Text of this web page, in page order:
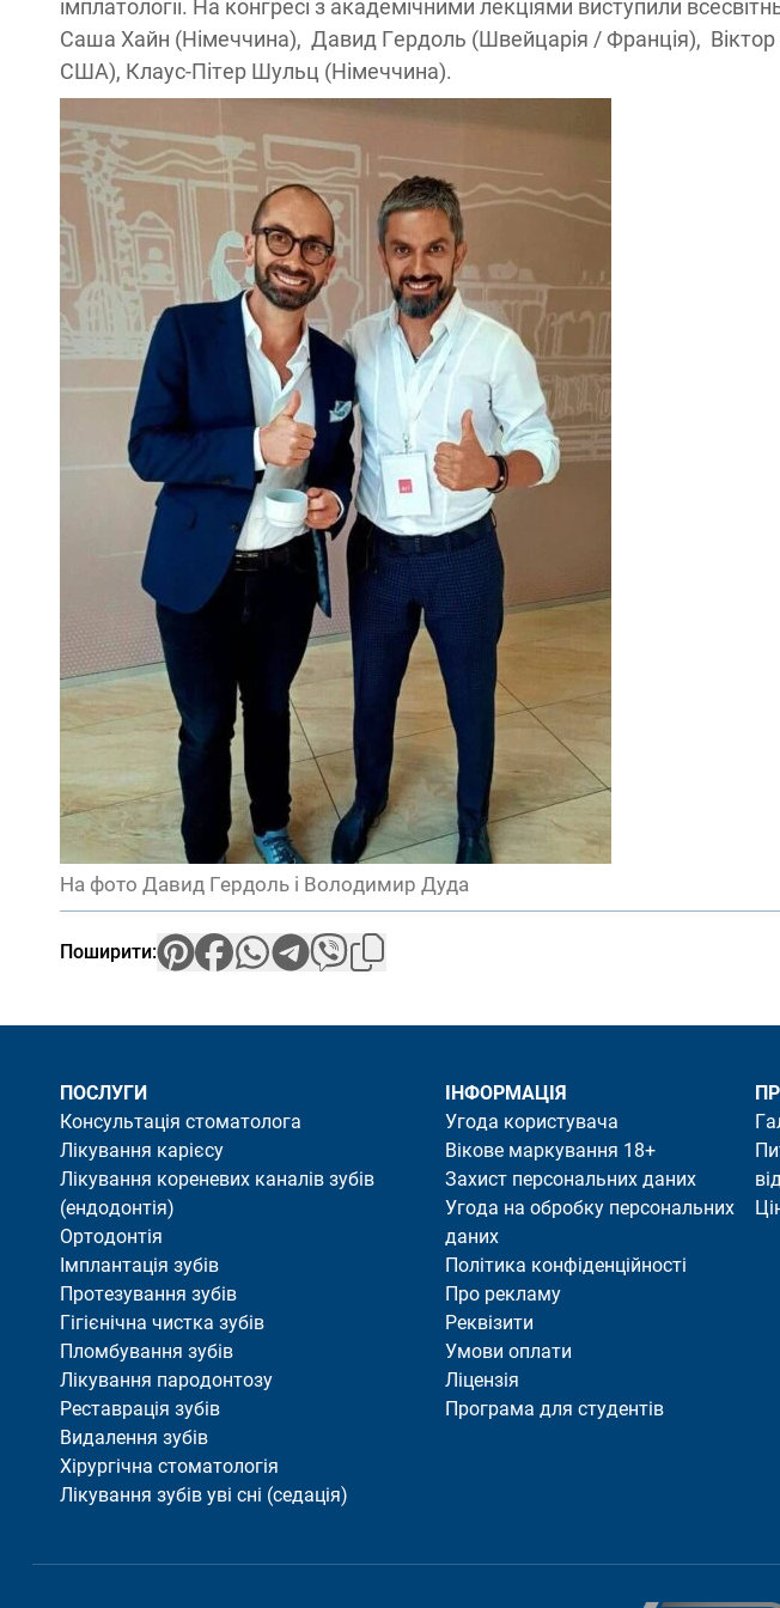
імплатологіі. На конгресі з академічними лекціями виступили
Саша Хайн (Німеччина), Давид Гердоль (Швейцарія / Франція), Віктор
США), Клаус-Пітер Шульц (Німеччина).
На фото Давид Гердоль і Володимир Дуда
Поширити:
ПОСЛУГИ
Консультація стоматолога
Лікування карієсу
Лікування кореневих каналів зубів
(ендодонтія)
Ортодонтія
Імплантація зубів
Протезування зубів
Гігієнічна чистка зубів
Пломбування зубів
Лікування пародонтозу
Реставрація зубів
Видалення зубів
Хірургічна стоматологія
Лікування зубів уві сні (седація)
ІНФОРМАЦІЯ
Угода користувача
Вікове маркування 18+
Захист персональних даних
Угода на обробку персональних
даних
Політика конфіденційності
Про рекламу
Реквізити
Умови оплати
Ліцензія
Програма для студентів